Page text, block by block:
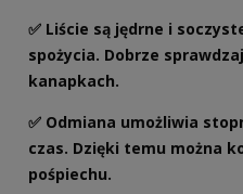
✅ Liście są jędrne i
spożycia. Dobrze
kanapkach.
✅ Odmiana umożliwia
czas. Dzięki temu można
pośpiechu.